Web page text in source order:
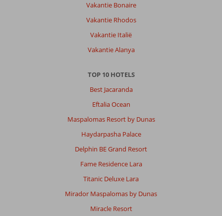
Vakantie Bonaire
Vakantie Rhodos
Vakantie Italië
Vakantie Alanya
TOP 10 HOTELS
Best Jacaranda
Eftalia Ocean
Maspalomas Resort by Dunas
Haydarpasha Palace
Delphin BE Grand Resort
Fame Residence Lara
Titanic Deluxe Lara
Mirador Maspalomas by Dunas
Miracle Resort